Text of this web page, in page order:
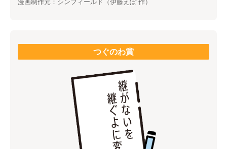
漫画制作元：シンフィールド（伊藤えぽ 作）
つぐのわ賞